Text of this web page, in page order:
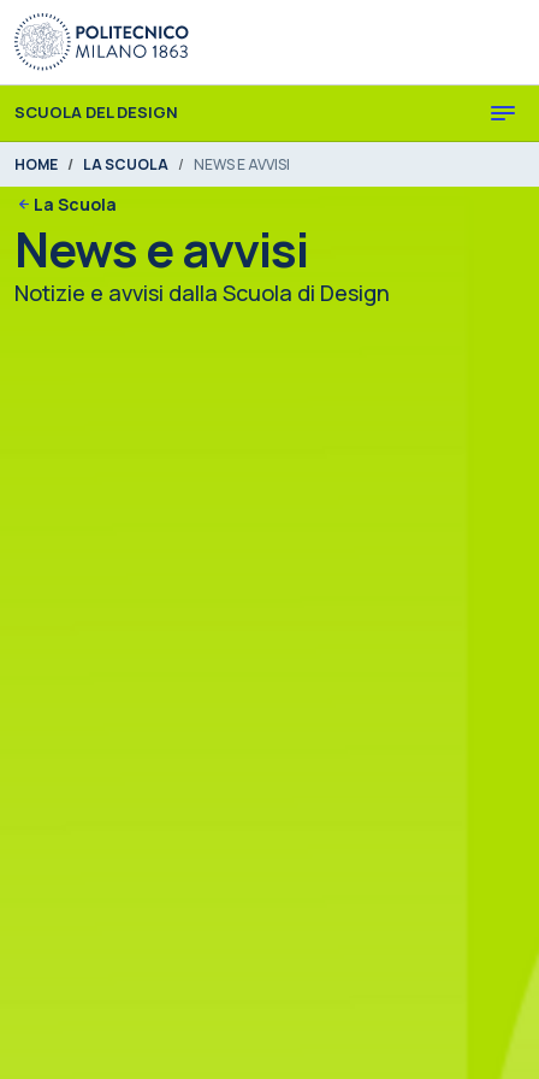
Skip to main content
Skip to page footer
SCUOLA DEL DESIGN
You are here:
HOME LA SCUOLA NEWS E AVVISI
La Scuola
News e avvisi
Notizie e avvisi dalla Scuola di Design